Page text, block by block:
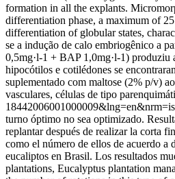
formation in all the explants.
differentiation phase, a maximum of
differentiation of globular states,
se a indução de calo embriogênico a
0,5mg·l-1 + BAP 1,0mg·l-1) produziu
hipocótilos e cotilédones se
suplementado com maltose (2% p/v)
vasculares, células de tipo
turno óptimo no sea optimizado.
replantar después de realizar la corta
como el número de ellos de acuerdo a
eucaliptos en Brasil. Los resultados
plantations, Eucalyptus plantation